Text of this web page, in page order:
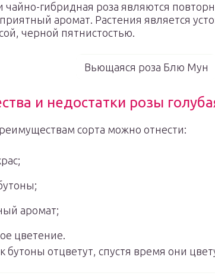
чайно-гибридная роза являются
аромат. Растения является
черной пятнистостью.
Вьющаяся роза Блю Мун
и недостатки розы
сорта можно отнести:
аромат;
цветение.
бутоны отцветут, спустя время они